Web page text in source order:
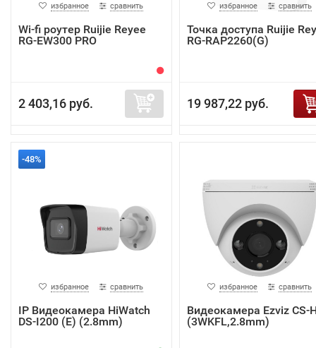
избранное сравнить
Wi-fi роутер Ruijie Reyee
RG-EW300 PRO
2 403,16 руб.
избранное сравнить
Точка доступа Ruijie
RG-RAP2260(G)
19 987,22 руб.
-48%
избранное сравнить
IP Видеокамера HiWatch
DS-I200 (E) (2.8mm)
избранное сравнить
Видеокамера Ezviz CS-
(3WKFL,2.8mm)